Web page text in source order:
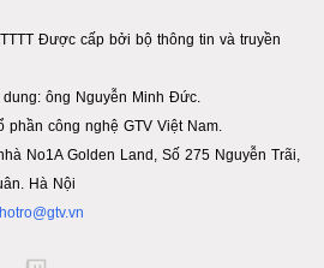
Được cấp bởi bộ thông tin và truyền
ông Nguyễn Minh Đức.
công nghệ GTV Việt Nam.
No1A Golden Land, Số 275 Nguyễn Trãi,
Hà Nội
hotro@gtv.vn